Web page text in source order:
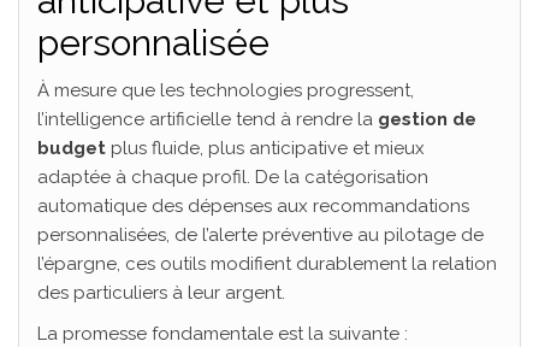
personnalisée
À mesure que les technologies progressent,
l’intelligence artificielle tend à rendre la gestion de
budget plus fluide, plus anticipative et mieux
adaptée à chaque profil. De la catégorisation
automatique des dépenses aux recommandations
personnalisées, de l’alerte préventive au pilotage de
l’épargne, ces outils modifient durablement la relation
des particuliers à leur argent.
La promesse fondamentale est la suivante :